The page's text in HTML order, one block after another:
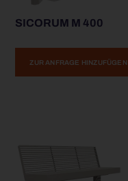
SICORUM M 400
ZUR ANFRAGE HINZUFÜGEN